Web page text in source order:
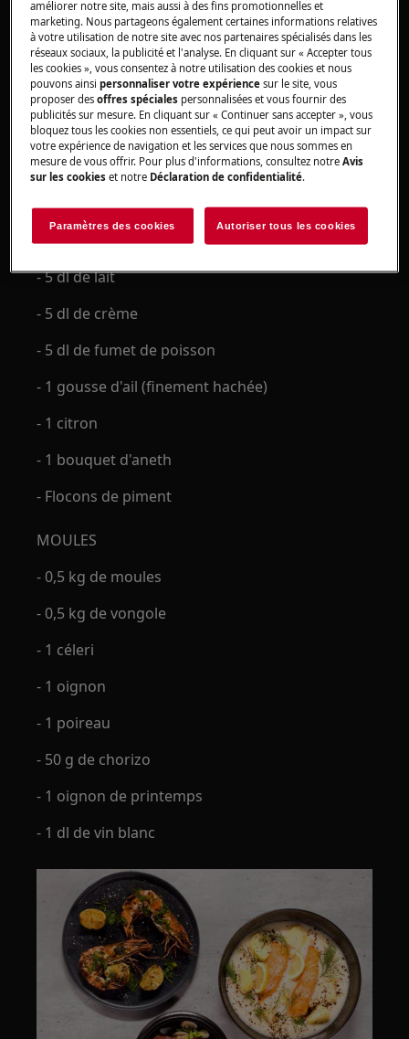
- 3 gousses d'ail
- 1 bouquet de persil plat
SAUMON
- 4 morceaux de saumon (100 g chacun)
- 8 pommes de terre cireuses
- 3 cuillères à soupe d'huile d'olive
- 5 dl de lait
- 5 dl de crème
- 5 dl de fumet de poisson
- 1 gousse d'ail (finement hachée)
- 1 citron
- 1 bouquet d'aneth
- Flocons de piment
MOULES
- 0,5 kg de moules
- 0,5 kg de vongole
- 1 céleri
- 1 oignon
- 1 poireau
- 50 g de chorizo
- 1 oignon de printemps
- 1 dl de vin blanc
améliorer notre site, mais aussi à des fins promotionnelles et
marketing. Nous partageons également certaines informations relatives
à votre utilisation de notre site avec nos partenaires spécialisés dans les
réseaux sociaux, la publicité et l'analyse. En cliquant sur « Accepter tous
les cookies », vous consentez à notre utilisation des cookies et nous
pouvons ainsipersonnaliser votre expériencesur le site, vous
proposer desoffres spéciales personnalisées et vous fournir des
publicités sur mesure. En cliquant sur « Continuer sans accepter », vous
bloquez tous les cookies non essentiels, ce qui peut avoir un impact sur
votre expérience de navigation et les services que nous sommes en
mesure de vous offrir. Pour plus d'informations, consultez notreAvis
sur les cookies et notre Déclaration de confidentialité.
Paramètres des cookies Autoriser tous les cookies